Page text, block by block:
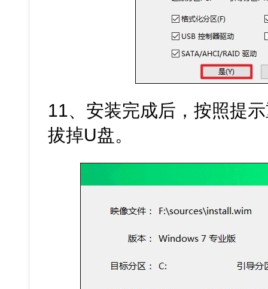
11、安装完成后，按照提
拔掉U盘。